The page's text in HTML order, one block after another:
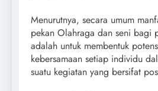
Menurutnya, secara umum
pekan Olahraga dan seni bagi
adalah untuk membentuk
kebersamaan setiap individu
suatu kegiatan yang bersifat